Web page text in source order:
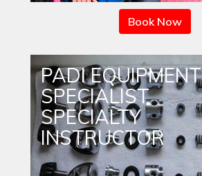
Book Now
PADI EQUIPMENT
SPECIALIST
SPECIALTY
INSTRUCTOR